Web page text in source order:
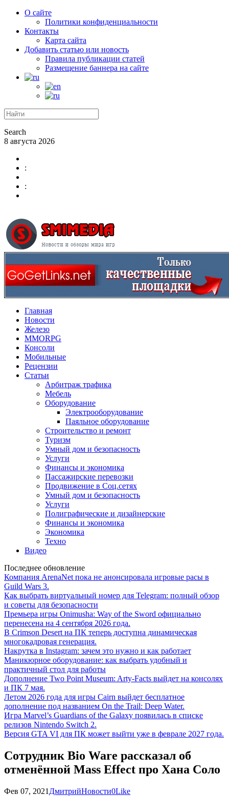
О сайте
Политики конфиденциальности
Контакты
Карта сайта
Добавить статью или новость
Правила публикации статей
Размещение баннера на сайте
Search
8 августа 2026
:
:
Главная
Новости
Железо
MMORPG
Консоли
Мобильные
Рецензии
Статьи
Арбитраж трафика
Мебель
Оборудование
Электрооборудование
Паяльное оборудование
Строительство и ремонт
Туризм
Умный дом и безопасность
Услуги
Финансы и экономика
Пассажирские перевозки
Продвижение в Соц.сетях
Умный дом и безопасность
Услуги
Полиграфические и дизайнерские
Финансы и экономика
Экономика
Техно
Видео
Последнее обновление
Компания ArenaNet пока не анонсировала игровые расы в
Guild Wars 3.
Как выбрать виртуальный номер для Telegram: полный обзор
и советы для безопасности
Премьера игры Onimusha: Way of the Sword официально
перенесена на 4 сентября 2026 года.
В Crimson Desert на ПК теперь доступна динамическая
многокадровая генерация.
Накрутка в Instagram: зачем это нужно и как работает
Маникюрное оборудование: как выбрать удобный и
практичный стол для работы
Дополнение Two Point Museum: Arty-Facts выйдет на консолях
и ПК 7 мая.
Летом 2026 года для игры Cairn выйдет бесплатное
дополнение под названием On the Trail: Deep Water.
Игра Marvel’s Guardians of the Galaxy появилась в списке
релизов Nintendo Switch 2.
Версия GTA VI для ПК может выйти уже в феврале 2027 года.
Сотрудник Bio Ware рассказал об
отменённой Mass Effect про Хана Соло
Фев 07, 2021 ДмитрийНовости0Like